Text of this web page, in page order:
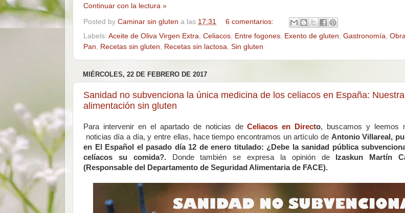
Continuar con la lectura »
Posted by Caminar sin gluten a las 17:31
6 comentarios:
Labels: Aceite de Oliva Virgen Extra, Celiacos, Entre fogones, Exento de gluten, Gastronomía,
Pan, Recetas sin gluten, Recetas sin lactosa, Sin gluten
MIÉRCOLES, 22 DE FEBRERO DE 2017
Sanidad no subvenciona la única medicina de los celiacos en España: Nuestra
alimentación sin gluten
Para intervenir en el apartado de noticias deCeliacos en Directo, buscamos y leemos
noticias día a día, y entre ellas, hace tiempo encontramos un artículo de Antonio Villareal,
en El Español el pasado día 12 de enero titulado: ¿Debe la sanidad pública
celíacos su comida?.Donde también se expresa la opinión de
Izaskun Martín
(Responsable del Departamento de Seguridad Alimentaria de FACE).